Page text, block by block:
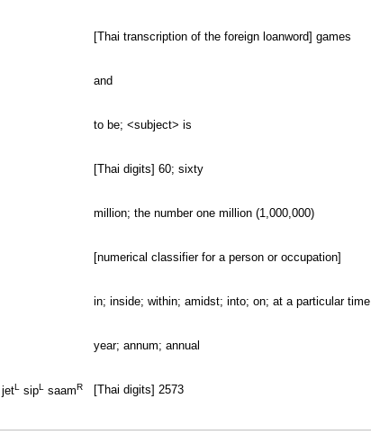
[Thai transcription of the foreign loanword] games
and
to be; <subject> is
[Thai digits] 60; sixty
million; the number one million (1,000,000)
[numerical classifier for a person or occupation]
in; inside; within; amidst; into; on; at a particular time
year; annum; annual
jetL sipL saamR [Thai digits] 2573